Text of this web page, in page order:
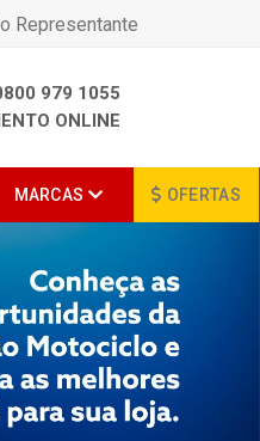
Representante
979 1055
ONLINE
MARCAS OFERTAS